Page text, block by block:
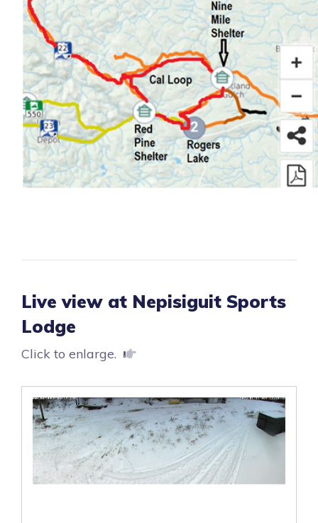
Live view at Nepisiguit Sports
Lodge
Click to enlarge.